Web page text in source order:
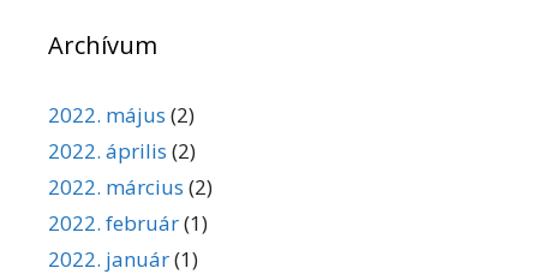
Archívum
2022. május (2)
2022. április (2)
2022. március (2)
2022. február(1)
2022. január(1)